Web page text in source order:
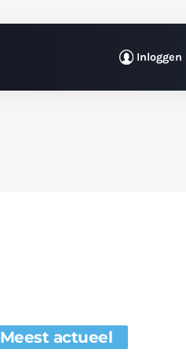
Inloggen
Meest actueel